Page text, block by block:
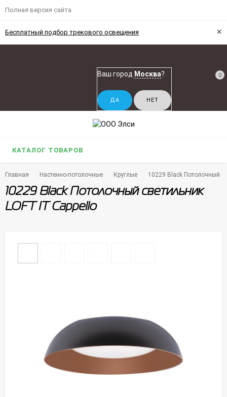
Полная версия сайта
Бесплатный подбор трекового освещения ×
Ваш город Москва? 0
КАТАЛОГ ТОВАРОВ
Главная Настенно-потолочные Круглые 10229 Black Потолочный
10229 Black Потолочный светильник
LOFT IT Cappello